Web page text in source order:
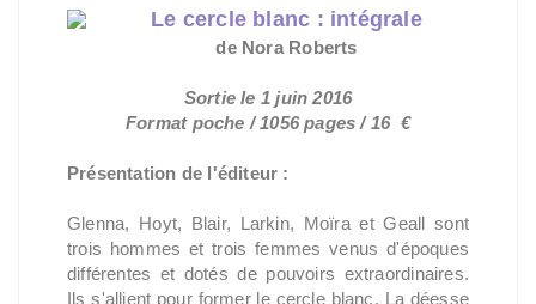
Le cercle blanc : intégrale
de Nora Roberts
Sortie le 1 juin 2016
Format poche / 1056 pages / 16 €
Présentation de l'éditeur :
Glenna, Hoyt, Blair, Larkin, Moïra et Geall sont
trois hommes et trois femmes venus d'époques
différentes et dotés de pouvoirs extraordinaires.
Ils s'allient pour former le cercle blanc. La déesse